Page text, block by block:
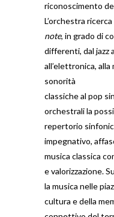
riconoscimento
L’orchestra
note, in grado di
differenti, dal jazz
all’elettronica,
sonorità
classiche al pop
orchestrali la
repertorio
impegnativo,
musica classica
e valorizzazione.
la musica nelle
cultura e della